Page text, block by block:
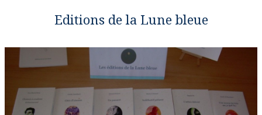
Editions de la Lune bleue